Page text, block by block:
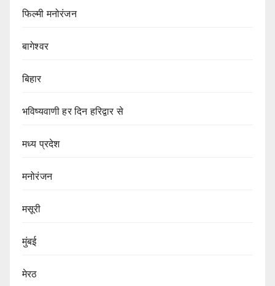
फिल्मी मनोरंजन
बागेश्वर
बिहार
भविष्यवाणी हर दिन हरिद्वार से
मध्य प्रदेश
मनोरंजन
मसूरी
मुंबई
मेरठ